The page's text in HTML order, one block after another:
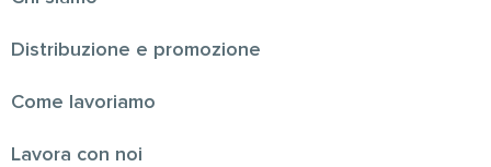
Distribuzione e promozione
Come lavoriamo
Lavora con noi